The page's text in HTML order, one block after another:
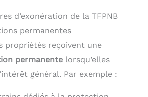
d’exonération de la TFPNB
permanentes
propriétés reçoivent une
permanente lorsqu’elles
général. Par exemple :